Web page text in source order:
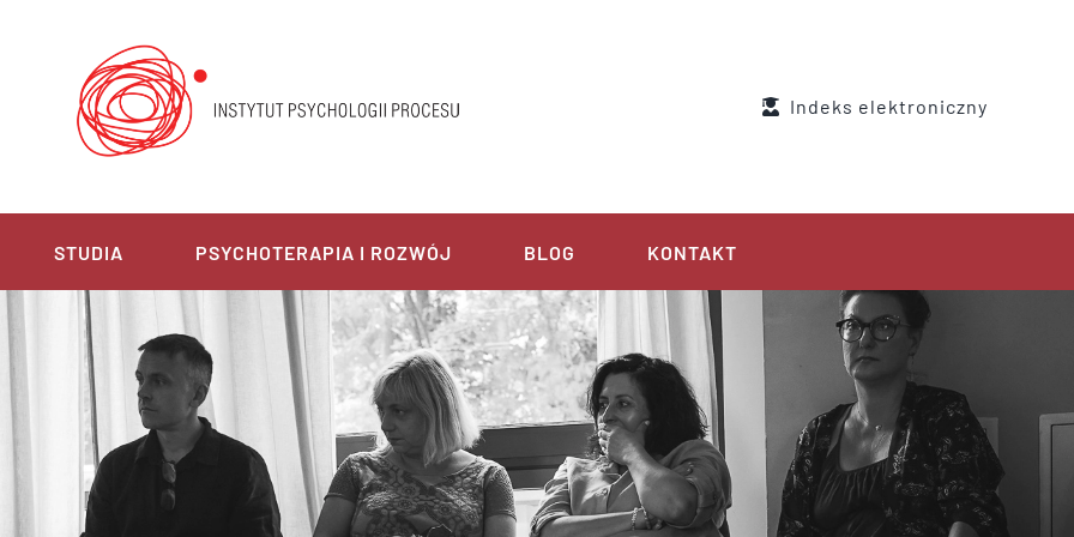
Indeks elektroniczny
STUDIA PSYCHOTERAPIA I ROZWÓJ BLOG KONTAKT